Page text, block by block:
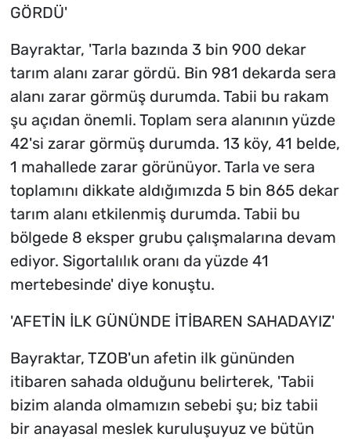
GÖRDÜ'
Bayraktar, 'Tarla bazında 3 bin 900 dekar
tarım alanı zarar gördü. Bin 981 dekarda sera
alanı zarar görmüş durumda. Tabii bu rakam
şu açıdan önemli. Toplam sera alanının yüzde
42'si zarar görmüş durumda. 13 köy, 41 belde,
1 mahallede zarar görünüyor. Tarla ve sera
toplamını dikkate aldığımızda 5 bin 865 dekar
tarım alanı etkilenmiş durumda. Tabii bu
bölgede 8 eksper grubu çalışmalarına devam
ediyor. Sigortalılık oranı da yüzde 41
mertebesinde' diye konuştu.
'AFETİN İLK GÜNÜNDE İTİBAREN SAHADAYIZ'
Bayraktar, TZOB'un afetin ilk gününden
itibaren sahada olduğunu belirterek, 'Tabii
bizim alanda olmamızın sebebi şu; biz tabii
bir anayasal meslek kuruluşuyuz ve bütün